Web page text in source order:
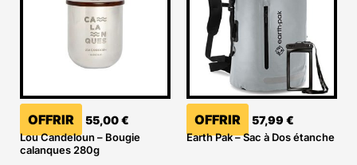
OFFRIR 55,00€
Lou Candeloun – Bougie
calanques 280g
OFFRIR 57,99 €
Earth Pak – Sac à Dos étanche